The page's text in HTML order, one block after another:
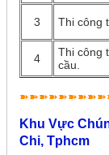
3 Thi công
4
Thi công
cầu.
Khu Vực
Chi, Tphcm